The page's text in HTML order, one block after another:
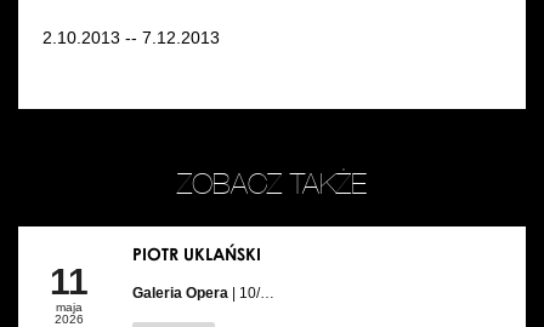
2.10.2013 -- 7.12.2013
ZOBACZ TAKŻE
11
maja
2026
PIOTR UKLAŃSKI
Galeria Opera | 10/…